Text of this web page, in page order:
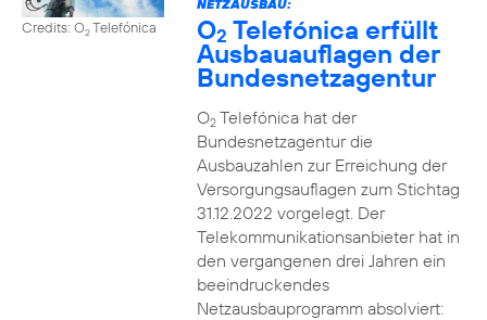
Credits: O2Telefónica
NETZAUSBAU:
O2 Telefónica erfüllt
Ausbauauflagen der
Bundesnetzagentur
O2Telefónica hat der
Bundesnetzagentur die
Ausbauzahlen zur Erreichung der
Versorgungsauflagen zum Stichtag
31.12.2022 vorgelegt. Der
Telekommunikationsanbieter hat in
den vergangenen drei Jahren ein
beeindruckendes
Netzausbauprogramm absolviert: